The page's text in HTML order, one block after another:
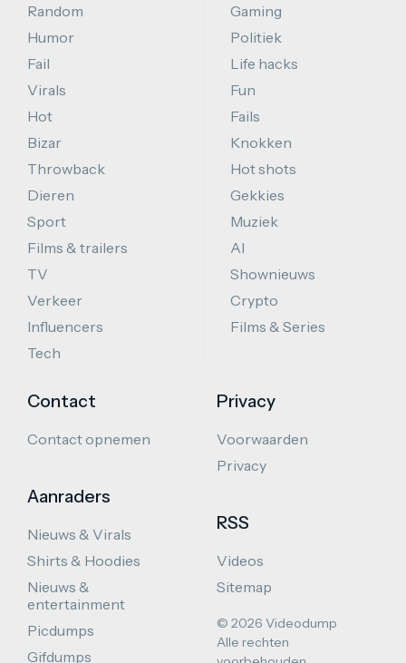
Random
Humor
Fail
Virals
Hot
Bizar
Throwback
Dieren
Sport
Films & trailers
TV
Verkeer
Influencers
Tech
Gaming
Politiek
Life hacks
Fun
Fails
Knokken
Hot shots
Gekkies
Muziek
AI
Shownieuws
Crypto
Films & Series
Contact
Contact opnemen
Aanraders
Nieuws & Virals
Shirts & Hoodies
Nieuws &
entertainment
Picdumps
Gifdumps
Privacy
Voorwaarden
Privacy
RSS
Videos
Sitemap
© 2026 Videodump
Alle rechten